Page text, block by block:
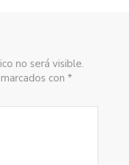
no será visible.
con *